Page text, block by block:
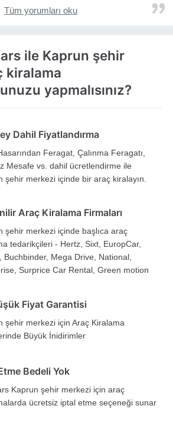
Tüm yorumları oku
ile Kaprun şehir
kiralama
yapmalısınız?
Dahil Fiyatlandırma
Feragat, Çalınma Feragatı,
Mesafe vs. dahil ücretlendirme ile
şehir merkezi içinde bir araç kiralayın.
Araç Kiralama Firmaları
şehir merkezi içinde başlıca araç
tedarikçileri - Hertz, Sixt, EuropCar,
Buchbinder, Mega Drive, National,
Surprice Car Rental, Green motion
Fiyat Garantisi
şehir merkezi için Araç Kiralama
Büyük İnidirimler
Bedeli Yok
Kaprun şehir merkezi için araç
ücretsiz iptal etme seçeneği sunar